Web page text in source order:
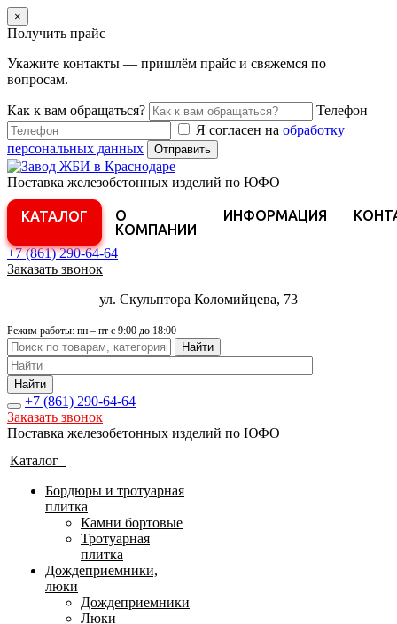
×
Получить прайс
Укажите контакты — пришлём прайс и свяжемся по
вопросам.
Как к вам обращаться?
Телефон
Я согласен на обработку
персональных данных
Отправить
Поставка железобетонных изделий по ЮФО
КАТАЛОГ
О
КОМПАНИИ
ИНФОРМАЦИЯ
+7 (861)290-64-64
Заказать звонок
ул. Скульптора Коломийцева, 73
Режим работы: пн – пт с 9:00 до 18:00
Найти
Найти
+7 (861) 290-64-64
Заказать звонок
Поставка железобетонных изделий по ЮФО
Каталог
Бордюры и тротуарная
плитка
Камни бортовые
Тротуарная
плитка
Дождеприемники,
люки
Дождеприемники
Люки